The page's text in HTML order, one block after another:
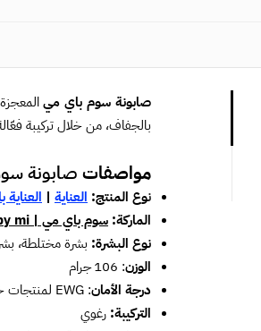
صابونة سوم باي مي
بالجفاف، من خلال تركيبة
مواصفات صابونة
نوع المنتج: العناية | العناية
الماركة: سوم باي مي | Some by mi
نوع البشرة: بشرة مختلطة،
الوزن: 106 جرام
درجة الأمان: EWG لمنتجات خضراء – تركيبة من مواد طبيعية وآمنة
التركيبة: رغوي